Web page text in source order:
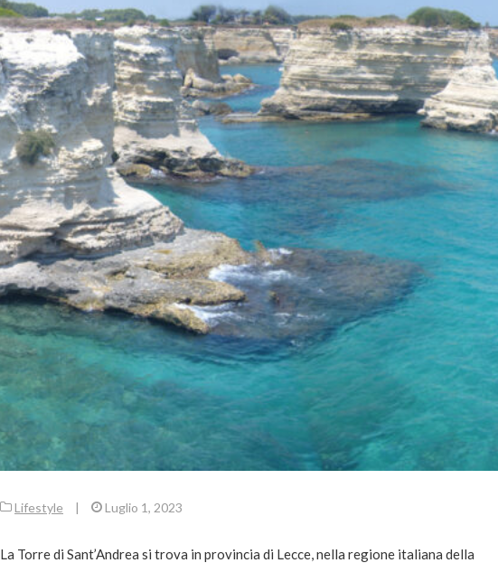
Lifestyle | Luglio 1, 2023
La Torre di Sant’Andrea si trova in provincia di Lecce, nella regione italiana della